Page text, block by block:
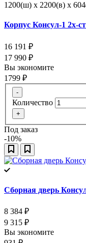
1200(ш) x 2200(в) x
Корпус Консул-1 2х-
16 191 ₽
17 990 ₽
Вы экономите
1799 ₽
-
Количество
+
Под заказ
-10%
Сборная дверь
8 384 ₽
9 315 ₽
Вы экономите